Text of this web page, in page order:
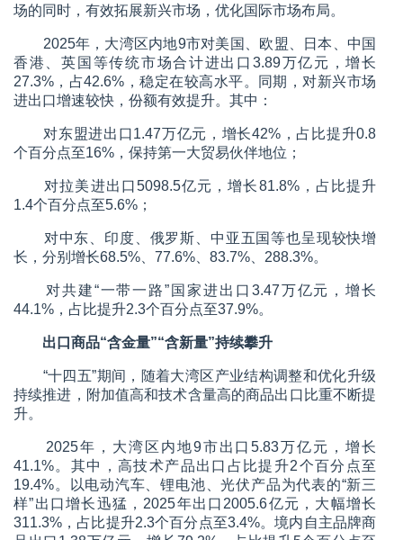
场的同时，有效拓展新兴市场，优化国际市场布局。
2025年，大湾区内地9市对美国、欧盟、日本、中国
香港、英国等传统市场合计进出口3.89万亿元，增长
27.3%，占42.6%，稳定在较高水平。同期，对新兴市场
进出口增速较快，份额有效提升。其中：
对东盟进出口1.47万亿元，增长42%，占比提升0.8
个百分点至16%，保持第一大贸易伙伴地位；
对拉美进出口5098.5亿元，增长81.8%，占比提升
1.4个百分点至5.6%；
对中东、印度、俄罗斯、中亚五国等也呈现较快增
长，分别增长68.5%、77.6%、83.7%、288.3%。
对共建“一带一路”国家进出口3.47万亿元，增长
44.1%，占比提升2.3个百分点至37.9%。
出口商品“含金量”“含新量”持续攀升
“十四五”期间，随着大湾区产业结构调整和优化升级
持续推进，附加值高和技术含量高的商品出口比重不断提
升。
2025年，大湾区内地9市出口5.83万亿元，增长
41.1%。其中，高技术产品出口占比提升2个百分点至
19.4%。以电动汽车、锂电池、光伏产品为代表的“新三
样”出口增长迅猛，2025年出口2005.6亿元，大幅增长
311.3%，占比提升2.3个百分点至3.4%。境内自主品牌商